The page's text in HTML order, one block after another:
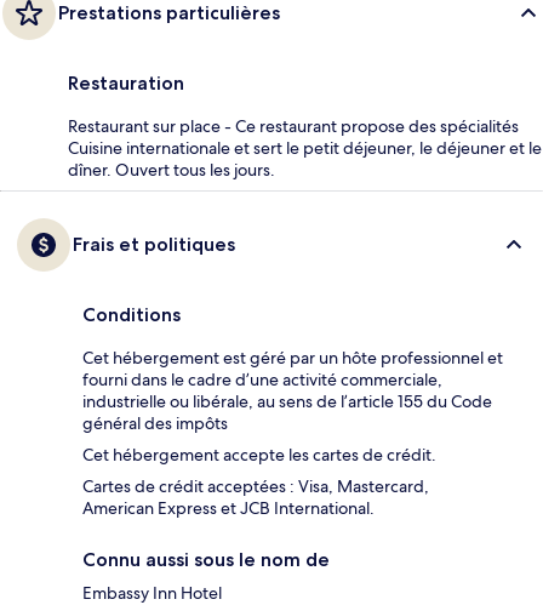
Prestations particulières
Restauration
Restaurant sur place - Ce restaurant propose des spécialités
Cuisine internationale et sert le petit déjeuner, le déjeuner et le
dîner. Ouvert tous les jours.
Frais et politiques
Conditions
Cet hébergement est géré par un hôte professionnel et
fourni dans le cadre d’une activité commerciale,
industrielle ou libérale, au sens de l’article 155 du Code
général des impôts
Cet hébergement accepte les cartes de crédit.
Cartes de crédit acceptées : Visa, Mastercard,
American Express et JCB International.
Connu aussi sous le nom de
Embassy Inn Hotel